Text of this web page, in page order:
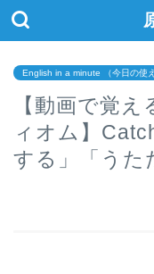
English in a minute （今日の使
【動画で覚
ィオム】
する」「うた